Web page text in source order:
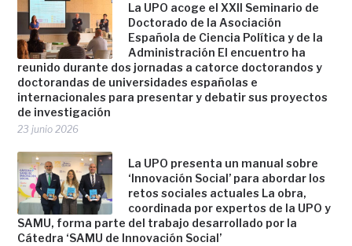
La UPO acoge el XXII Seminario de
Doctorado de la Asociación
Española de Ciencia Política y de la
Administración El encuentro ha
reunido durante dos jornadas a catorce doctorandos y
doctorandas de universidades españolas e
internacionales para presentar y debatir sus proyectos
de investigación
23 junio 2026
La UPO presenta un manual sobre
‘Innovación Social’ para abordar los
retos sociales actuales La obra,
coordinada por expertos de la UPO y
SAMU, forma parte del trabajo desarrollado por la
Cátedra ‘SAMU de Innovación Social’